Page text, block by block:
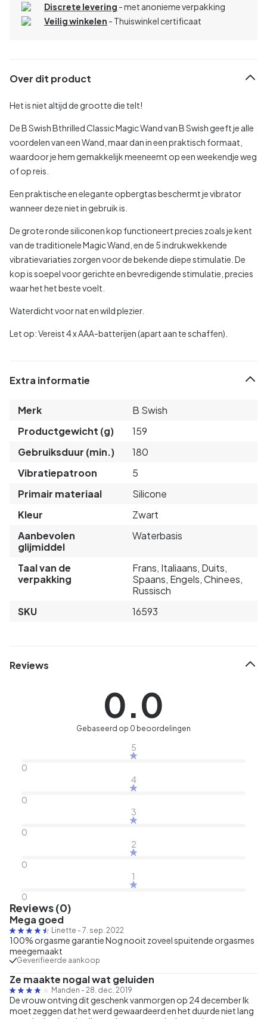
Discrete levering - met anonieme verpakking
Veilig winkelen - Thuiswinkel certificaat
Over dit product
Het is niet altijd de grootte die telt!
De B Swish Bthrilled Classic Magic Wand van B Swish geeft je alle
voordelen van een Wand, maar dan in een praktisch formaat,
waardoor je hem gemakkelijk meeneemt op een weekendje weg
of op reis.
Een praktische en elegante opbergtas beschermt je vibrator
wanneer deze niet in gebruik is.
De grote ronde siliconen kop functioneert precies zoals je kent
van de traditionele Magic Wand, en de 5 indrukwekkende
vibratievariaties zorgen voor de bekende diepe stimulatie. De
kop is soepel voor gerichte en bevredigende stimulatie, precies
waar het het beste voelt.
Waterdicht voor nat en wild plezier.
Let op: Vereist 4 x AAA-batterijen (apart aan te schaffen).
Extra informatie
Merk
B Swish
Productgewicht (g)
159
Gebruiksduur (min.)
180
Vibratiepatroon
5
Primair materiaal
Silicone
Kleur
Zwart
Aanbevolen
glijmiddel
Waterbasis
Taal van de
verpakking
Frans, Italiaans, Duits,
Spaans, Engels, Chinees,
Russisch
SKU
16593
Reviews
0.0
Gebaseerd op 0 beoordelingen
5
0
4
0
3
0
2
0
1
0
Reviews (0)
Mega goed
Linette - 7. sep. 2022
100% orgasme garantie Nog nooit zoveel spuitende orgasmes
meegemaakt
Geverifieerde aankoop
Ze maakte nogal wat geluiden
Manden - 28. dec. 2019
De vrouw ontving dit geschenk vanmorgen op 24 december Ik
moet zeggen dat het werd gewaardeerd en het duurde niet lang